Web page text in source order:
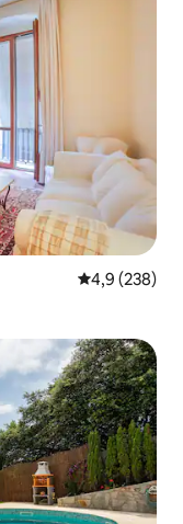
Середня
4,9 (238)